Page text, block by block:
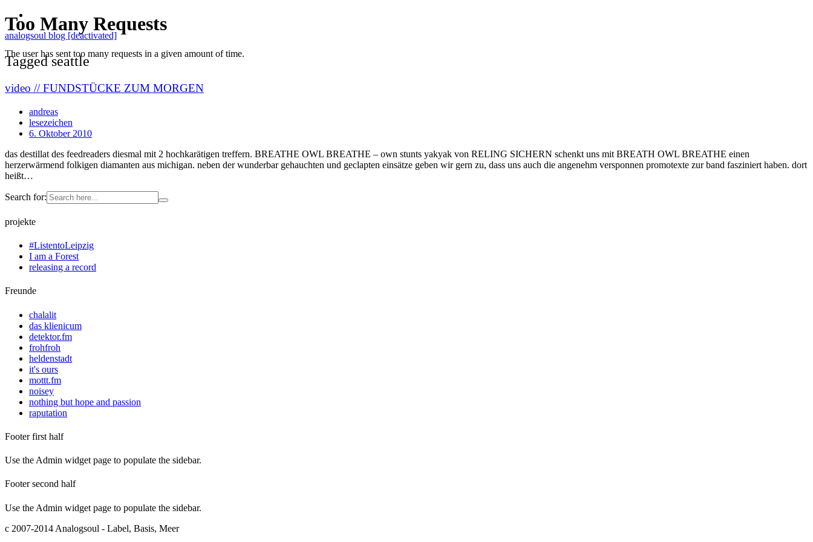
analogsoul blog [deactivated]
Tagged seattle
video // FUNDSTÜCKE ZUM MORGEN
andreas
lesezeichen
6. Oktober 2010
das destillat des feedreaders diesmal mit 2 hochkarätigen treffern. BREATHE OWL BREATHE – own stunts yakyak von RELING SICHERN schenkt uns mit BREATH OWL BREATHE einen
herzerwärmend folkigen diamanten aus michigan. neben der wunderbar gehauchten und geclapten einsätze geben wir gern zu, dass uns auch die angenehm versponnen promotexte zur band fasziniert haben. dort
heißt…
Search for:
projekte
#ListentoLeipzig
I am a Forest
releasing a record
Freunde
chalalit
das klienicum
detektor.fm
frohfroh
heldenstadt
it's ours
mottt.fm
noisey
nothing but hope and passion
raputation
Footer first half
Use the Admin widget page to populate the sidebar.
Footer second half
Use the Admin widget page to populate the sidebar.
c 2007-2014 Analogsoul - Label, Basis, Meer